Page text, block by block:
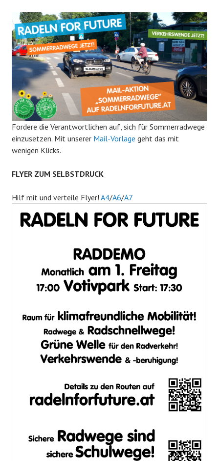
Fordere die Verantwortlichen auf, sich für Sommerradwege
einzusetzen. Mit unserer Mail-Vorlage geht das mit
wenigen Klicks.
FLYER ZUM SELBSTDRUCK
Hilf mit und verteile Flyer! A4/A6/A7